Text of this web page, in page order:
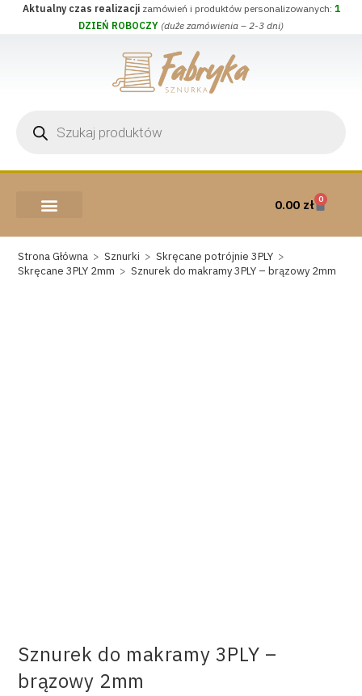
Aktualny czas realizacjizamówień i produktów personalizowanych: 1
DZIEŃ ROBOCZY (duże zamówienia – 2-3 dni)
0.00 zł 0
Strona Główna > Sznurki > Skręcane potrójnie 3PLY >
Skręcane 3PLY 2mm > Sznurek do makramy 3PLY – brązowy 2mm
Sznurek do makramy 3PLY –
brązowy 2mm